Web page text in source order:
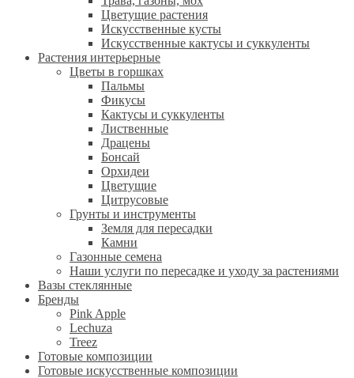
Цветущие растения
Искусственные кусты
Искусственные кактусы и суккуленты
Растения интерьерные
Цветы в горшках
Пальмы
Фикусы
Кактусы и суккуленты
Лиственные
Драцены
Бонсай
Орхидеи
Цветущие
Цитрусовые
Грунты и инструменты
Земля для пересадки
Камни
Газонные семена
Наши услуги по пересадке и уходу за растениями
Вазы стеклянные
Бренды
Pink Apple
Lechuza
Treez
Готовые композиции
Готовые искусственные композиции